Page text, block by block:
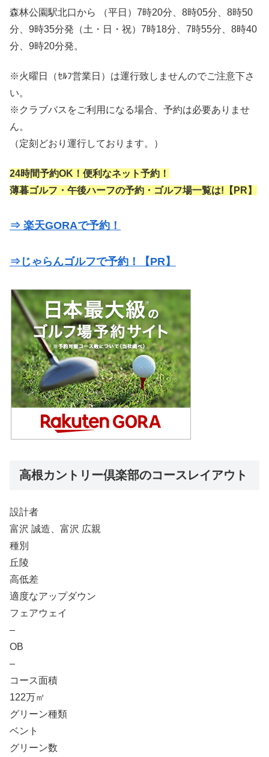
森林公園駅北口から （平日）7時20分、8時05分、8時50
分、9時35分発（土・日・祝）7時18分、7時55分、8時40
分、9時20分発。
※火曜日（ｾﾙﾌ営業日）は運行致しませんのでご注意下さ
い。
※クラブバスをご利用になる場合、予約は必要ありませ
ん。
（定刻どおり運行しております。）
24時間予約OK！便利なネット予約！
薄暮ゴルフ・午後ハーフの予約・ゴルフ場一覧は!【PR】
⇒ 楽天GORAで予約！
⇒じゃらんゴルフで予約！【PR】
高根カントリー倶楽部のコースレイアウト
設計者
富沢 誠造、富沢 広親
種別
丘陵
高低差
適度なアップダウン
フェアウェイ
–
OB
–
コース面積
122万㎡
グリーン種類
ベント
グリーン数